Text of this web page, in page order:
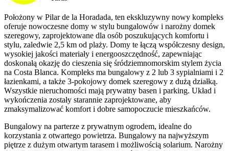
Położony w Pilar de la Horadada, ten ekskluzywny nowy kompleks
oferuje nowoczesne domy w stylu bungalowów i narożny domek
szeregowy, zaprojektowane dla osób poszukujących komfortu i
stylu, zaledwie 2,5 km od plaży. Domy te łączą współczesny design,
wysokiej jakości materiały i energooszczędność, zapewniając
doskonałą okazję do cieszenia się śródziemnomorskim stylem życia
na Costa Blanca. Kompleks ma bungalowy z 2 lub 3 sypialniami i 2
łazienkami, a także 3-pokojowy domek szeregowy z dużą działką.
Wszystkie nieruchomości mają prywatny basen i parking. Układ i
wykończenia zostały starannie zaprojektowane, aby
zmaksymalizować komfort i dobre samopoczucie mieszkańców.
Bungalowy na parterze z prywatnym ogrodem, idealne do
korzystania z otwartego powietrza. Bungalowy na najwyższym
piętrze z dużym otwartym tarasem i możliwością solarium. Narożny